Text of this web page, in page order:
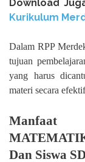
Download
Kurikulum
Dalam RPP
tujuan
yang harus
materi secara
Manfaat
Dan Siswa SD